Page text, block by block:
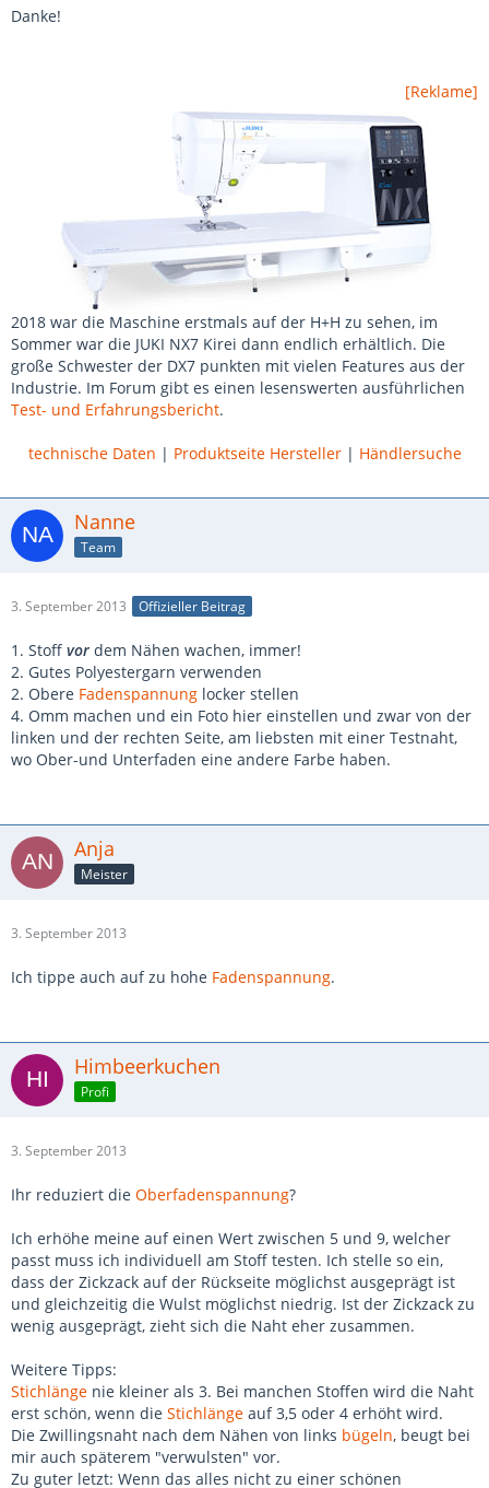
Danke!
[Reklame]
2018 war die Maschine erstmals auf der H+H zu sehen, im
Sommer war die JUKI NX7 Kirei dann endlich erhältlich. Die
große Schwester der DX7 punkten mit vielen Features aus der
Industrie. Im Forum gibt es einen lesenswerten ausführlichen
Test- und Erfahrungsbericht.
technische Daten | Produktseite Hersteller| Händlersuche
Nanne
Team
3. September 2013 Offizieller Beitrag
1. Stoff vor dem Nähen wachen, immer!
2. Gutes Polyestergarn verwenden
2. Obere Fadenspannung locker stellen
4. Omm machen und ein Foto hier einstellen und zwar von der
linken und der rechten Seite, am liebsten mit einer Testnaht,
wo Ober-und Unterfaden eine andere Farbe haben.
Anja
Meister
3. September 2013
Ich tippe auch auf zu hohe Fadenspannung.
Himbeerkuchen
Profi
3. September 2013
Ihr reduziert die Oberfadenspannung?
Ich erhöhe meine auf einen Wert zwischen 5 und 9, welcher
passt muss ich individuell am Stoff testen. Ich stelle so ein,
dass der Zickzack auf der Rückseite möglichst ausgeprägt ist
und gleichzeitig die Wulst möglichst niedrig. Ist der Zickzack zu
wenig ausgeprägt, zieht sich die Naht eher zusammen.
Weitere Tipps:
Stichlänge nie kleiner als 3. Bei manchen Stoffen wird die Naht
erst schön, wenn die Stichlänge auf 3,5 oder 4 erhöht wird.
Die Zwillingsnaht nach dem Nähen von links bügeln, beugt bei
mir auch späterem "verwulsten" vor.
Zu guter letzt: Wenn das alles nicht zu einer schönen